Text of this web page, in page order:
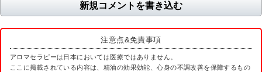
新規コメントを書き込む
注意点&免責事項
アロマセラピーは日本においては医療ではありません。
ここに掲載されている内容は、精油の効果効能、心身の不調改善を保障するもの